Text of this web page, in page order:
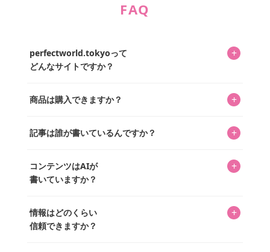
FAQ
perfectworld.tokyoって
どんなサイトですか？
+
ってもらうニュースサイトです。運営はキャラグッズコレ
を中心に行われており、私たちは実際に40,000種のキャラグ
商品は購入できますか？ +
「perfectworld.shop」で、ほとんど全てのアイテムを購
があり、そこからジャンプできます。
記事は誰が書いているんですか？ +
ています。記事内の99%を超えるほぼすべての写真も、1枚
ずつ心を込めて自分たちで撮影したものです。さらに、10
ッズを収集し、月に1,000点の新商品を選定・購入する編集
長KOSが全記事を監修しています。
コンテンツはAIが
書いていますか？
+
書いています。AIは使用していません。編集長KOSが最終確
認を行い、手動で更新しています。
情報はどのくらい
信頼できますか？
+